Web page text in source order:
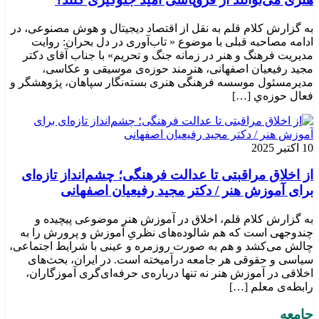
به گزارش کلام قلم به نقل از اقتصاد دیجیتال و هوش مصنوعی، در
ادامه مصاحبه قبلی با موضوع « تاب‌آوری در دل بحران: روایت
مدیریت فرهنگ و هنر در زمانه جنگ و تحریم» با جناب آقای دکتر
مجید رفیعیان اصفهانی، هنرمند حوزه‌ی موسیقی و عکاسی،
مدیرمسئول موسسه فرهنگی هنری بسته‌نگار سپاهان، پژوهشگر و
فعال حوزه‌ي‌ […]
10 اکتبر 2025
از اخلاق مراقبتی تا عدالت فرهنگی؛ چشم‌انداز تازه‌ای
برای آموزش هنر / دکتر مجید رفیعیان اصفهانی
به گزارش کلام قلم، اخلاق در آموزش هنر موضوعی پیچیده و
چندوجهی است که هم شالوده‌های نظریِ آموزش و پرورش را به
چالش می‌کشد و هم به صورت روزمره و عینی با شرایط اجتماعی،
سیاسی و حقوقی هر جامعه درآمیخته است‌. در ایران، بحث‌های
اخلاقی در آموزش هنر نه تنها درباره‌ی حرفه‌ای‌گری آموزگاران،
رابطه‌ی معلم […]
جامعه